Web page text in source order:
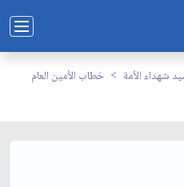
شهداء الأمة
خطاب الأمين العام